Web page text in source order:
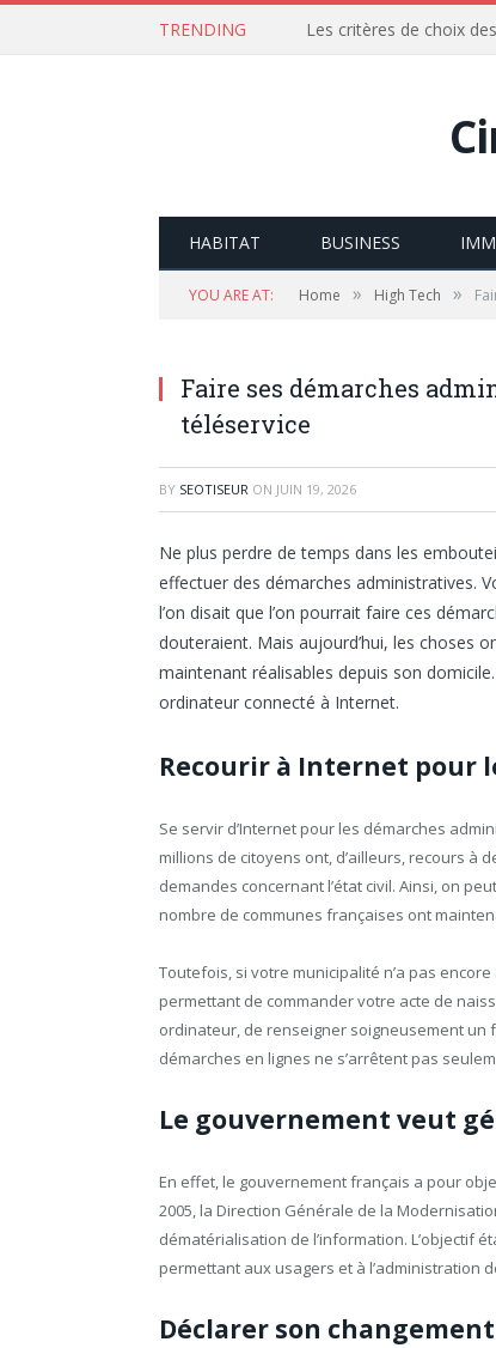
TRENDING Les critères de choix
HABITAT BUSINESS
YOU ARE AT: Home » High Tech »
Faire ses démarches
téléservice
BY SEOTISEUR ON JUIN 19, 2026
Ne plus perdre de temps dans les
effectuer des démarches administratives.
l’on disait que l’on pourrait faire ces
douteraient. Mais aujourd’hui, les choses
maintenant réalisables depuis son
ordinateur connecté à Internet.
Recourir à Internet pour
Se servir d’Internet pour les démarches
millions de citoyens ont, d’ailleurs, recours à
demandes concernant l’état civil. Ainsi, on
nombre de communes françaises ont
Toutefois, si votre municipalité n’a pas
permettant de commander votre acte de
ordinateur, de renseigner soigneusement
démarches en lignes ne s’arrêtent pas
Le gouvernement veut
En effet, le gouvernement français a pour
2005, la Direction Générale de la
dématérialisation de l’information. L’objectif
permettant aux usagers et à l’administration
Déclarer son